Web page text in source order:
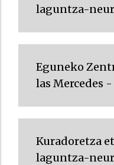
laguntza-
Eguneko
las Mercedes
Kuradoretza
laguntza-